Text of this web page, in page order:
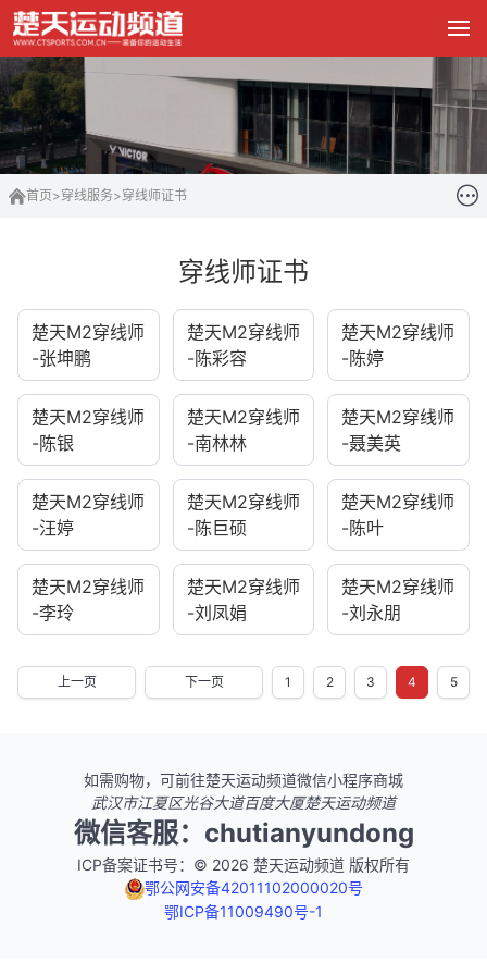
首页>穿线服务>穿线师证书
穿线师证书
楚天M2穿线师
-张坤鹏
楚天M2穿线师
-陈彩容
楚天M2穿线师
-陈婷
楚天M2穿线师
-陈银
楚天M2穿线师
-南林林
楚天M2穿线师
-聂美英
楚天M2穿线师
-汪婷
楚天M2穿线师
-陈巨硕
楚天M2穿线师
-陈叶
楚天M2穿线师
-李玲
楚天M2穿线师
-刘凤娟
楚天M2穿线师
-刘永朋
上一页 下一页 1 2 3 4 5
如需购物，可前往楚天运动频道微信小程序商城
武汉市江夏区光谷大道百度大厦楚天运动频道
微信客服：chutianyundong
ICP备案证书号：© 2026 楚天运动频道 版权所有
鄂公网安备42011102000020号
鄂ICP备11009490号-1